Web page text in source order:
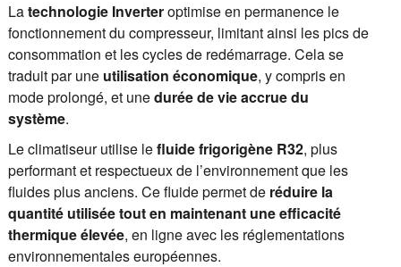
Latechnologie Inverteroptimise en permanence le
fonctionnement du compresseur, limitant ainsi les pics de
consommation et les cycles de redémarrage. Cela se
traduit par une utilisation économique, y compris en
mode prolongé, et unedurée de vie accrue du
système.
Le climatiseur utilise lefluide frigorigène R32, plus
performant et respectueux de l’environnement que les
fluides plus anciens. Ce fluide permet de réduire la
quantité utilisée tout en maintenant une efficacité
thermique élevée, en ligne avec les réglementations
environnementales européennes.